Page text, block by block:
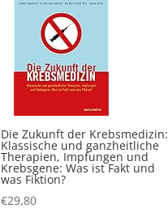
Die Zukunft der Krebsmedizin:
Klassische und ganzheitliche
Therapien, Impfungen und
Krebsgene: Was ist Fakt und
was Fiktion?
€29,80